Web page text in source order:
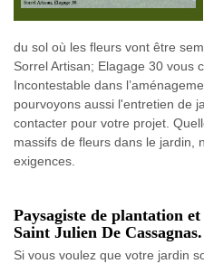
du sol où les fleurs vont être
Sorrel Artisan; Elagage 30 vous
Incontestable dans
pourvoyons aussi l'entretien de
contacter pour votre projet.
massifs de fleurs dans le jardin,
exigences.
Paysagiste de plantation
Saint Julien De Cassagnas.
Si vous voulez que votre jardin